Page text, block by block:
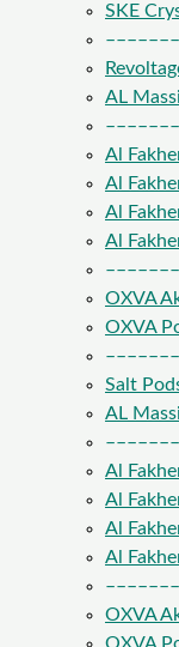
SKE
–––––––
AL
–––––––
Al
Al
Al
Al
–––––––
OXVA
OXVA
–––––––
Salt
AL
–––––––
Al
Al
Al
Al
–––––––
OXVA